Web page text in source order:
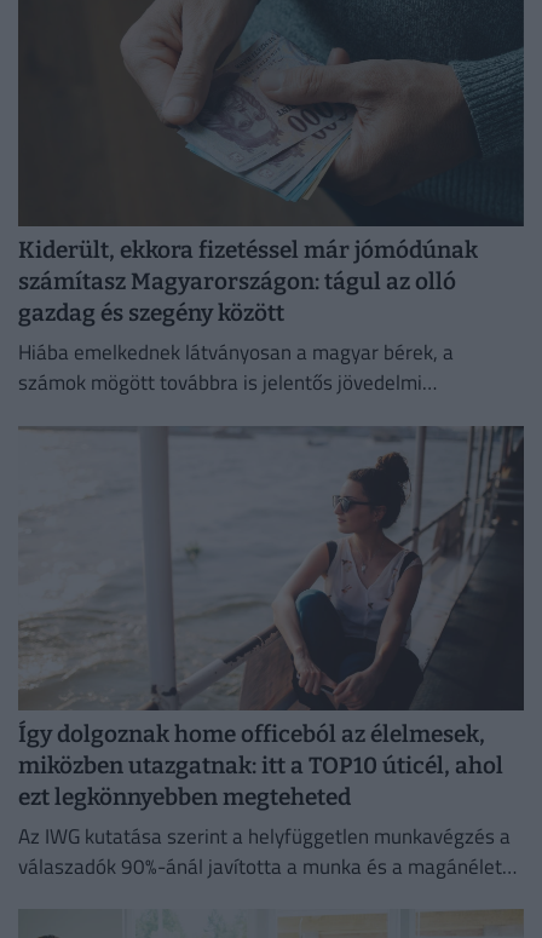
Kiderült, ekkora fizetéssel már jómódúnak
számítasz Magyarországon: tágul az olló
gazdag és szegény között
Hiába emelkednek látványosan a magyar bérek, a
számok mögött továbbra is jelentős jövedelmi
Így dolgoznak home officeból az élelmesek,
miközben utazgatnak: itt a TOP10 úticél, ahol
ezt legkönnyebben megteheted
Az IWG kutatása szerint a helyfüggetlen munkavégzés a
válaszadók 90%-ánál javította a munka és a magánélet